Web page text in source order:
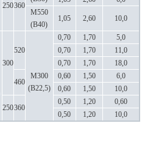
250360
М550
(В40)
1,05 2,60 10,0
300
520
М300
(В22,5)
0,70 1,70
5,0
0,70 1,70
11,0
0,70 1,70
18,0
460
0,60 1,50
6,0
0,60 1,50
10,0
250360
0,50 1,20
0,60
0,50 1,20 10,0